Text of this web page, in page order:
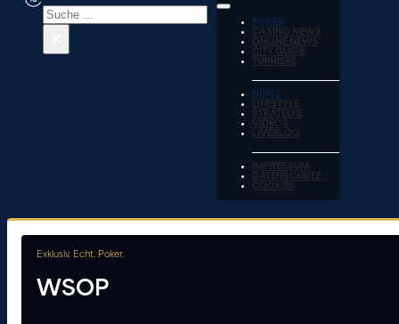
POKER
CASINO NEWS
ONLINE NEWS
CITY GUIDE
TURNIERE
NEWS
LIFESTYLE
STRATEGIE
VIDEOS
LIVEBLOG
IMPRESSUM
DATENSCHUTZ
COOKIES
Exklusiv. Echt. Poker.
WSOP